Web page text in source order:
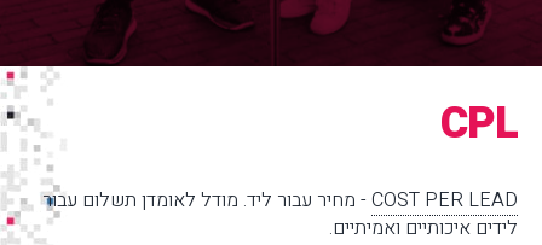
CPL
COST PER LEAD- מחיר עבור ליד. מודל לאומדן תשלום עבור
לידים איכותיים ואמיתיים.